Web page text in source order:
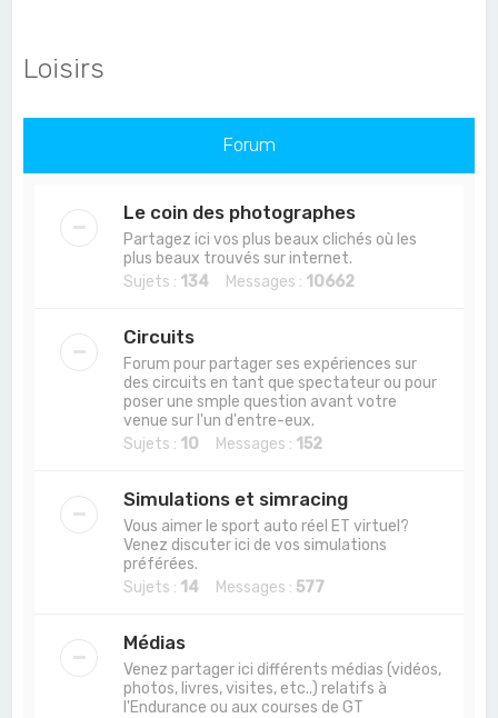
c
Loisirs
Forum
Le coin des photographes
Partagez ici vos plus beaux clichés où les
plus beaux trouvés sur internet.
Sujets : 134 Messages : 10662
Circuits
Forum pour partager ses expériences sur
des circuits en tant que spectateur ou pour
poser une smple question avant votre
venue sur l'un d'entre-eux.
Sujets : 10 Messages : 152
Simulations et simracing
Vous aimer le sport auto réel ET virtuel?
Venez discuter ici de vos simulations
préférées.
Sujets : 14 Messages : 577
Médias
Venez partager ici différents médias (vidéos,
photos, livres, visites, etc..) relatifs à
l'Endurance ou aux courses de GT